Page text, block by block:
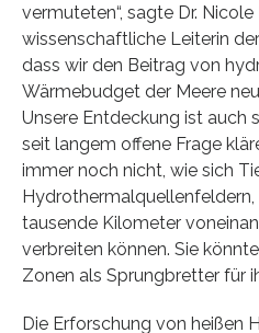
vermuteten“, sagte Dr. Nicole
wissenschaftliche Leiterin
dass wir den Beitrag von
Wärmebudget der Meere
Unsere Entdeckung ist auch
seit langem offene Frage
immer noch nicht, wie sich
tausende Kilometer
verbreiten können. Sie
Zonen als Sprungbretter für
Die Erforschung von heißen